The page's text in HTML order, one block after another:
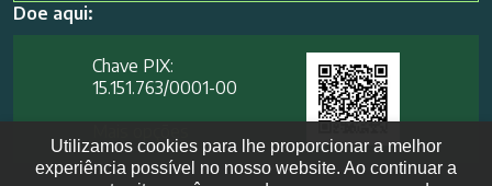
Doe aqui:
Chave PIX:
15.151.763/0001-00​
Utilizamos cookies para lhe proporcionar a melhor
experiência possível no nosso website. Ao continuar a